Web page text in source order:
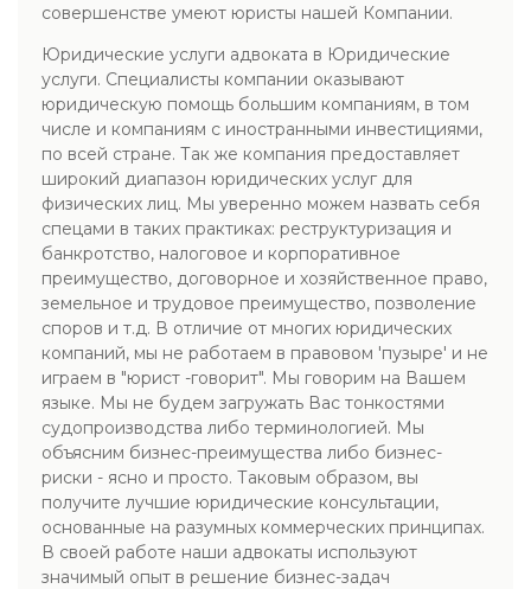
совершенстве умеют юристы нашей Компании.
Юридические услуги адвоката в Юридические
услуги. Специалисты компании оказывают
юридическую помощь большим компаниям, в том
числе и компаниям с иностранными инвестициями,
по всей стране. Так же компания предоставляет
широкий диапазон юридических услуг для
физических лиц. Мы уверенно можем назвать себя
спецами в таких практиках: реструктуризация и
банкротство, налоговое и корпоративное
преимущество, договорное и хозяйственное право,
земельное и трудовое преимущество, позволение
споров и т.д. В отличие от многих юридических
компаний, мы не работаем в правовом 'пузыре' и не
играем в "юрист -говорит". Мы говорим на Вашем
языке. Мы не будем загружать Вас тонкостями
судопроизводства либо терминологией. Мы
объясним бизнес-преимущества либо бизнес-
риски - ясно и просто. Таковым образом, вы
получите лучшие юридические консультации,
основанные на разумных коммерческих принципах.
В своей работе наши адвокаты используют
значимый опыт в решение бизнес-задач